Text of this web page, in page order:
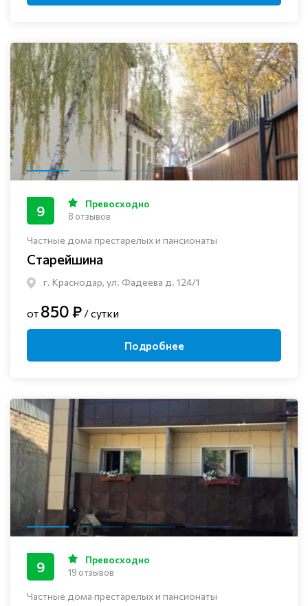
Частные дома престарелых и пансионаты
Старейшина
г. Краснодар, ул. Фадеева д. 124/1
9 Превосходно
8 отзывов
от 850 ₽ / сутки
Подробнее
Частные дома престарелых и пансионаты
9 Превосходно
19 отзывов